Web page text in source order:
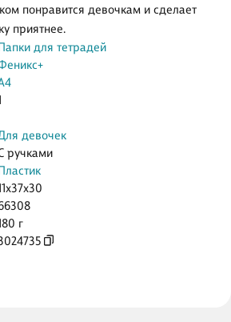
понравится девочкам и сделает
приятнее.
для тетрадей
девочек
ручками
г